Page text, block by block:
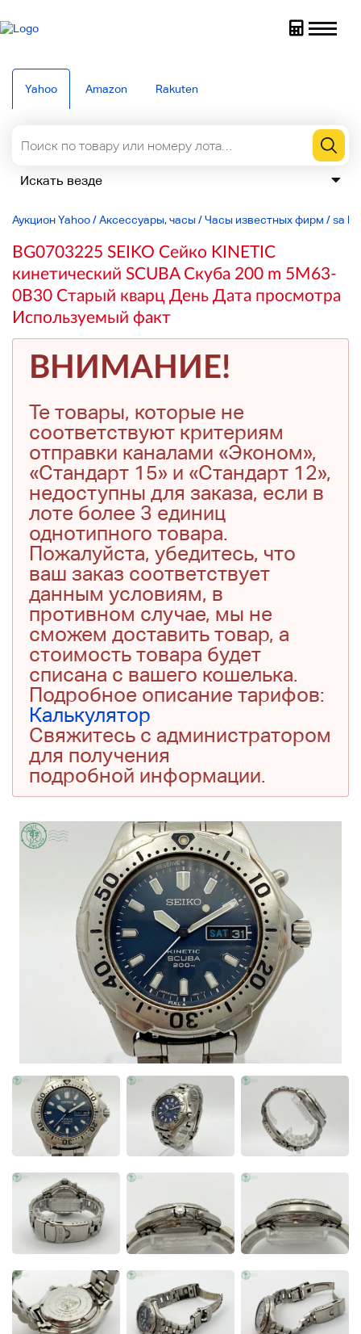
Yahoo Amazon Rakuten
Аукцион Yahoo/Аксессуары, часы/Часы известных фирм /sa
BG0703225 SEIKO Сейко KINETIC
кинетический SCUBA Скуба 200 m 5M63-
0B30 Старый кварц День Дата просмотра
Используемый факт
ВНИМАНИЕ!
Те товары, которые не
соответствуют критериям
отправки каналами «Эконом»,
«Стандарт 15» и «Стандарт 12»,
недоступны для заказа, если в
лоте более 3 единиц
однотипного товара.
Пожалуйста, убедитесь, что
ваш заказ соответствует
данным условиям, в
противном случае, мы не
сможем доставить товар, а
стоимость товара будет
списана с вашего кошелька.
Подробное описание тарифов:
Калькулятор
Свяжитесь с администратором
для получения
подробной информации.